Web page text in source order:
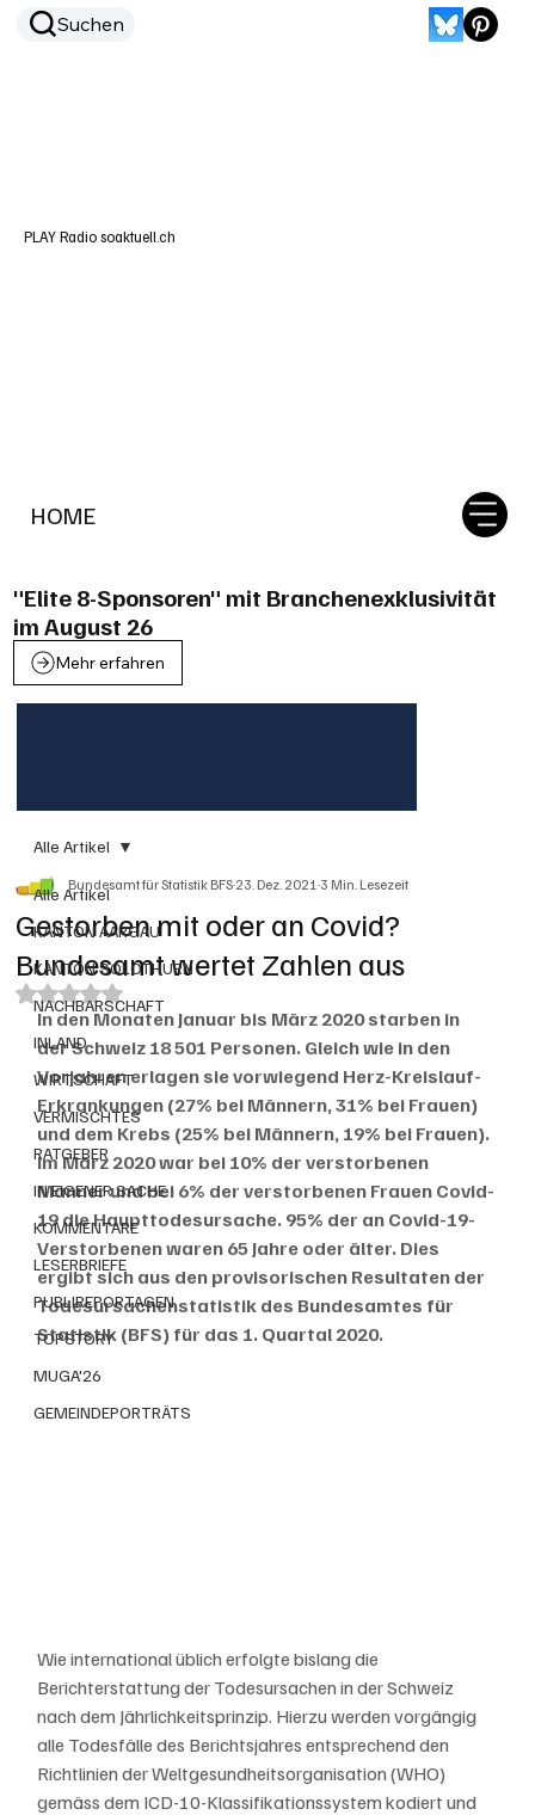
HOME
Suchen
PLAY Radio soaktuell.ch
"Elite 8-Sponsoren" mit Branchenexklusivität
im August 26
Mehr erfahren
Alle Artikel
KANTON AARGAU
KANTON SOLOTHURN
NACHBARSCHAFT
INLAND
WIRTSCHAFT
VERMISCHTES
RATGEBER
IN EIGENER SACHE
KOMMENTARE
LESERBRIEFE
PUBLIREPORTAGEN
TOPSTORY
MUGA'26
GEMEINDEPORTRÄTS
Alle Artikel
Gestorben mit oder an Covid?
Bundesamt wertet Zahlen aus
Bundesamt für Statistik BFS23. Dez. 20213 Min. Lesezeit
Mit NaN von 5 Sternen bewertet.
In den Monaten Januar bis März 2020 starben in
der Schweiz 18 501 Personen. Gleich wie in den
Vorjahren erlagen sie vorwiegend Herz-Kreislauf-
Erkrankungen (27% bei Männern, 31% bei Frauen)
und dem Krebs (25% bei Männern, 19% bei Frauen).
Im März 2020 war bei 10% der verstorbenen
Männer und bei 6% der verstorbenen Frauen Covid-
19 die Haupttodesursache. 95% der an Covid-19-
Verstorbenen waren 65 Jahre oder älter. Dies
ergibt sich aus den provisorischen Resultaten der
Todesursachenstatistik des Bundesamtes für
Statistik (BFS) für das 1. Quartal 2020.
Wie international üblich erfolgte bislang die
Berichterstattung der Todesursachen in der Schweiz
nach dem Jährlichkeitsprinzip. Hierzu werden vorgängig
alle Todesfälle des Berichtsjahres entsprechend den
Richtlinien der Weltgesundheitsorganisation (WHO)
gemäss dem ICD-10-Klassifikationssystem kodiert und